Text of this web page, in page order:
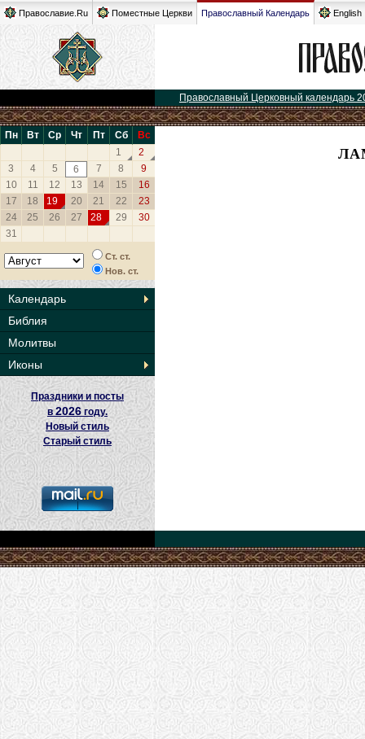
Православие.Ru Поместные Церкви Православный Календарь English
Православный Церковный календарь
Пн Вт Ср Чт Пт Сб
Вс
1
2
3
4 5 6 7 8
9
10
11 12 13 14 15
16
17
18 19 20 21 22
23
24
25 26 27 28 29
30
31
Ст. ст.
Нов. ст.
Календарь
Библия
Молитвы
Иконы
Праздники и посты
в2026 году.
Новый стиль
Старый стиль